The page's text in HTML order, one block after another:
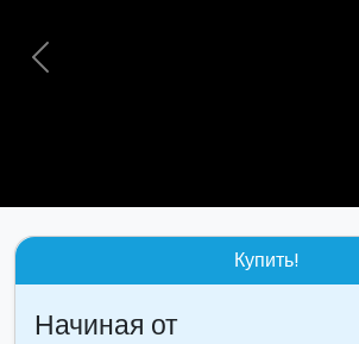
Previous
Купить!
Начиная от